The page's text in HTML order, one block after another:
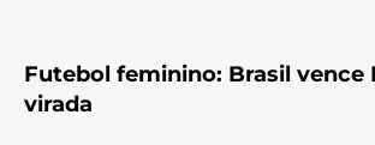
Futebol feminino: Brasil vence
virada